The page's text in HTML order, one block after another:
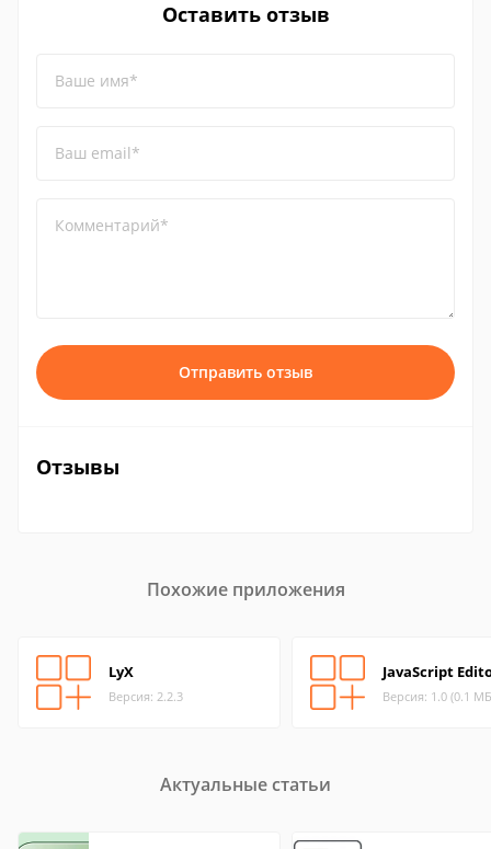
Оставить отзыв
Ваше имя*
Ваш email*
Комментарий*
Отправить отзыв
Отзывы
Похожие приложения
LyX
Версия: 2.2.3
JavaScript
Версия: 1.0 (0.1
Актуальные статьи